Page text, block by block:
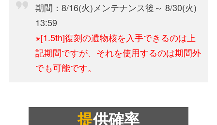
期間：8/16(火)メンテナンス後～ 8/30(火)
13:59
※[1.5th]復刻の遺物核を入手できるのは上
記期間ですが、それを使用するのは期間外
でも可能です。
提供確率